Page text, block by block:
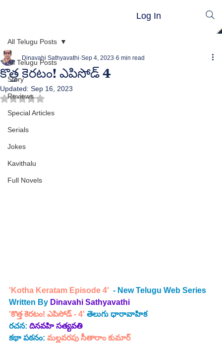
Log In
All Telugu Posts
Story
Reviews
Special Articles
Serials
Jokes
Kavithalu
Full Novels
All Telugu Posts
కొత్త కెరటం! ఎపిసోడ్ 4
Dinavahi Sathyavathi Sep 4, 2023 6 min read
Updated: Sep 16, 2023
Rated NaN out of 5 stars.
'Kotha Keratam Episode 4' - New Telugu Web Series
Written By Dinavahi Sathyavathi
'కొత్త కెరటం! ఎపిసోడ్ - 4' తెలుగు ధారావాహిక
రచన: దినవహి సత్యవతి
కథా పఠనం: మల్లవరపు సీతారాం కుమార్